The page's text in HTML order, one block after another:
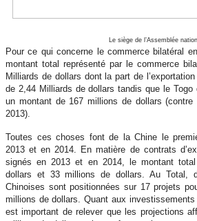
Le siège de l’Assemblée nationale
Pour ce qui concerne le commerce bilatéral
montant total représenté par le commerce
Milliards de dollars dont la part de
de 2,44 Milliards de dollars tandis que le Togo
un montant de 167 millions de dollars
2013).
Toutes ces choses font de la Chine le
2013 et en 2014. En matière de contrats
signés en 2013 et en 2014, le montant
dollars et 33 millions de dollars. Au Total,
Chinoises sont positionnées sur 17 projets
millions de dollars. Quant aux investissements
est important de relever que les projections